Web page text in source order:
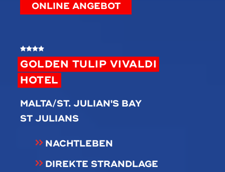
GOLDEN TULIP VIVALDI
HOTEL
MALTA/ST. JULIAN'S BAY
ST JULIANS
NACHTLEBEN
DIREKTE STRANDLAGE
ONLINE ANGEBOT